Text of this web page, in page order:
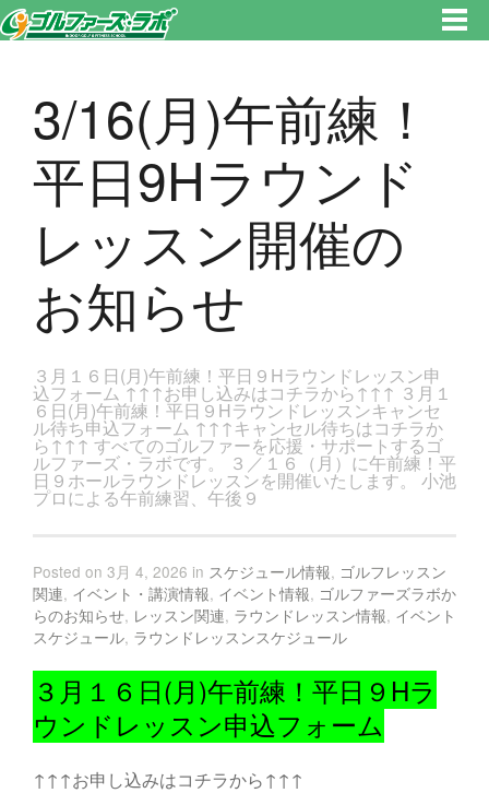
ージです。新宿区、若松河田で気軽にゴルフレッスン！
3/16(月)午前練！
平日9Hラウンド
レッスン開催の
お知らせ
３月１６日(月)午前練！平日９Hラウンドレッスン申
込フォーム ↑↑↑お申し込みはコチラから↑↑↑ ３月１
６日(月)午前練！平日９Hラウンドレッスンキャンセ
ル待ち申込フォーム ↑↑↑キャンセル待ちはコチラか
ら↑↑↑ すべてのゴルファーを応援・サポートするゴ
ルファーズ・ラボです。 ３／１６（月）に午前練！平
日９ホールラウンドレッスンを開催いたします。 小池
プロによる午前練習、午後９
Posted on 3月 4, 2026 in スケジュール情報, ゴルフレッスン
関連, イベント・講演情報, イベント情報, ゴルファーズラボか
らのお知らせ, レッスン関連, ラウンドレッスン情報, イベント
スケジュール, ラウンドレッスンスケジュール
３月１６日(月)午前練！平日９Hラ
ウンドレッスン申込フォーム
↑↑↑お申し込みはコチラから↑↑↑